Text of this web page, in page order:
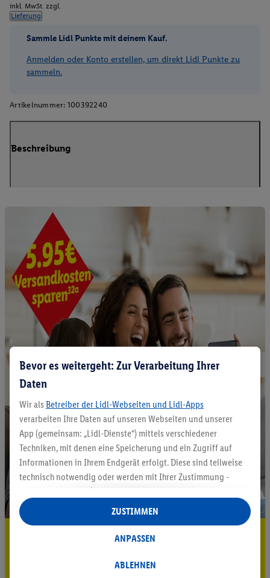
inkl. MwSt. zzgl.
Lieferung
Sammle Lidl Punkte mit deinem Kauf.
Anmelden oder Konto erstellen, um direkt Lidl Punkte zu
sammeln.
Artikelnummer: 100392240
Beschreibung
5.95 € Versand sparen³²ᵃ
Bevor es weitergeht: Zur Verarbeitung Ihrer
Daten
Wir als Betreiber der Lidl-Webseiten und Lidl-Apps
verarbeiten Ihre Daten auf unseren Webseiten und unserer
App (gemeinsam: „Lidl-Dienste“) mittels verschiedener
Techniken, mit denen eine Speicherung und ein Zugriff auf
Informationen in Ihrem Endgerät erfolgt. Diese sind teilweise
technisch notwendig oder werden mit Ihrer Zustimmung -
auch durch Partner (u.a.
Verantwortliche; im Zusammenhang mit dem IAB TCF
insgesamt
Statistik-Erstellung oder für personalisierte Werbung
Datenverarbeitungen für personalisierte Werbung werden
ABLEHNEN
ANPASSEN
ZUSTIMMEN